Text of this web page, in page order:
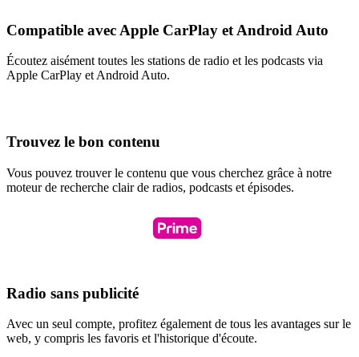
Compatible avec Apple CarPlay et Android Auto
Écoutez aisément toutes les stations de radio et les podcasts via
Apple CarPlay et Android Auto.
Trouvez le bon contenu
Vous pouvez trouver le contenu que vous cherchez grâce à notre
moteur de recherche clair de radios, podcasts et épisodes.
Radio sans publicité
Avec un seul compte, profitez également de tous les avantages sur le
web, y compris les favoris et l'historique d'écoute.